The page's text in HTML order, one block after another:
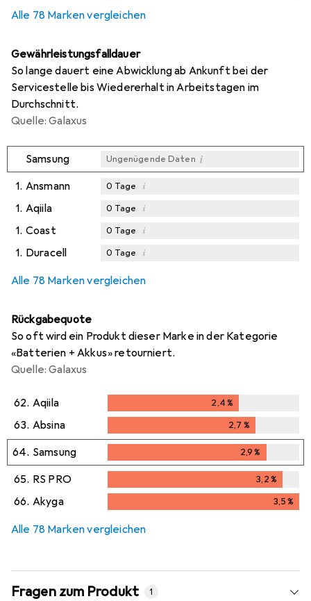
Alle 78 Marken vergleichen
Gewährleistungsfalldauer
So lange dauert eine Abwicklung ab Ankunft bei der
Servicestelle bis Wiedererhalt in Arbeitstagen im
Durchschnitt.
Quelle: Galaxus
Samsung Ungenügende Daten i
1. Ansmann 0 Tage i
1. Aqiila 0 Tage i
1. Coast 0 Tage i
1. Duracell 0 Tage i
Alle 78 Marken vergleichen
Rückgabequote
So oft wird ein Produkt dieser Marke in der Kategorie
«Batterien + Akkus» retourniert.
Quelle: Galaxus
62. Aqiila 2,4%
63. Absina 2,7 %
64. Samsung 2,9%
65. RS PRO 3,2%
3,2%
66. Akyga 3,5%
Alle 78 Marken vergleichen
Fragen zum Produkt 1